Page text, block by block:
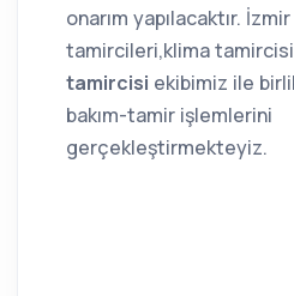
onarım yapılacaktır.
tamircileri,klima
tamircisi ekibimiz ile
bakım-tamir işlemlerini
gerçekleştirmekteyiz.